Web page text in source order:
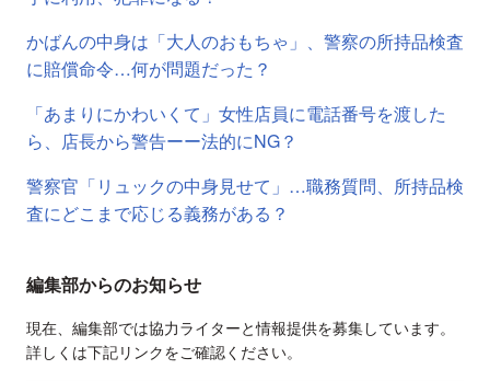
かばんの中身は「大人のおもちゃ」、警察の所持品検査
に賠償命令…何が問題だった？
「あまりにかわいくて」女性店員に電話番号を渡した
ら、店長から警告ーー法的にNG？
警察官「リュックの中身見せて」…職務質問、所持品検
査にどこまで応じる義務がある？
編集部からのお知らせ
現在、編集部では協力ライターと情報提供を募集しています。
詳しくは下記リンクをご確認ください。